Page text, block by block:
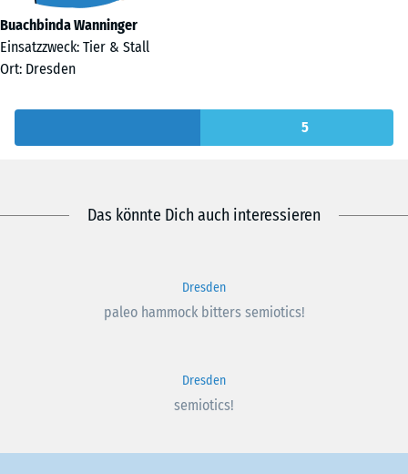
Buachbinda Wanninger
Einsatzzweck: Tier & Stall
Ort: Dresden
5
Das könnte Dich auch interessieren
Dresden
paleo hammock bitters semiotics!
Dresden
semiotics!